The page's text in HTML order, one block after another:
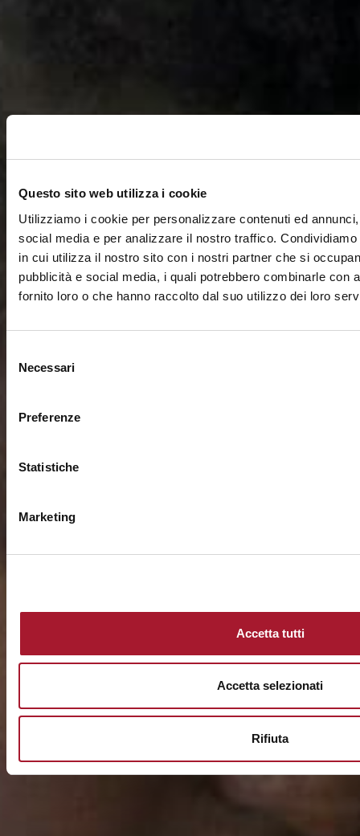
Questo sito web utilizza i cookie
Utilizziamo i cookie per personalizzare contenuti ed
social media e per analizzare il nostro traffico.
in cui utilizza il nostro sito con i nostri partner che si
pubblicità e social media, i quali potrebbero combinarle con
fornito loro o che hanno raccolto dal suo utilizzo dei loro
delNecessari
Preferenze
Statistiche
Marketing
Accetta tutti
Accetta selezionati
Rifiuta